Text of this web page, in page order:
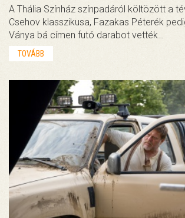
A Thália Színház színpadáról költözött a
Csehov klasszikusa, Fazakas Péterék
Ványa bá címen futó darabot vették…
TOVÁBB